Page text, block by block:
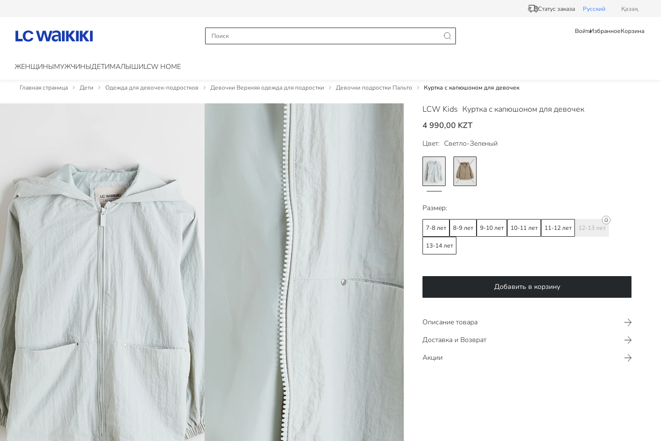
Статус заказа Pусский Қазақ
ВойтиИзбранноеКорзина
ЖЕНЩИНЫМУЖЧИНЫДЕТИМАЛЫШИLCW HOME
Главная страница Дети Одежда для девочек-подростков Девочки Верхняя одежда для подростки Девочки подростки Пальто Куртка с капюшоном для девочек
LCW Kids Куртка с капюшоном для девочек
4 990,00 KZT
Цвет: Светло-Зеленый
Размер:
7-8 лет 8-9 лет 9-10 лет 10-11 лет 11-12 лет 12-13 лет
13-14 лет
Добавить в корзину
Описание товара
Доставка и Возврат
Акции